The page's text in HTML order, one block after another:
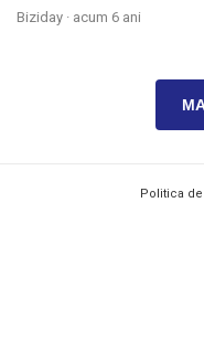
Biziday · acum 6 ani
Politica